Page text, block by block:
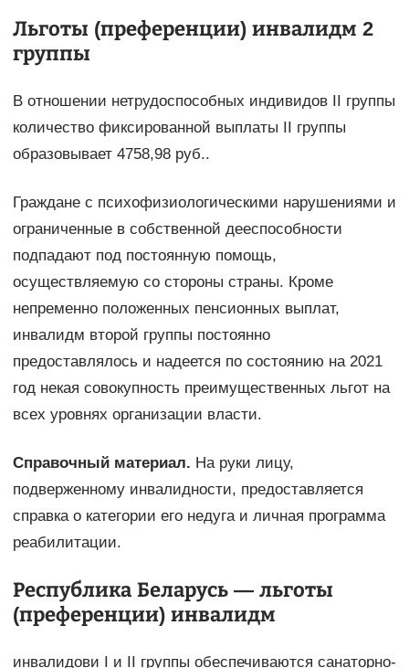
Льготы (преференции) инвалидм 2
группы
В отношении нетрудоспособных индивидов II группы
количество фиксированной выплаты II группы
образовывает 4758,98 руб..
Граждане с психофизиологическими нарушениями и
ограниченные в собственной дееспособности
подпадают под постоянную помощь,
осуществляемую со стороны страны. Кроме
непременно положенных пенсионных выплат,
инвалидм второй группы постоянно
предоставлялось и надеется по состоянию на 2021
год некая совокупность преимущественных льгот на
всех уровнях организации власти.
Справочный материал. На руки лицу,
подверженному инвалидности, предоставляется
справка о категории его недуга и личная программа
реабилитации.
Республика Беларусь — льготы
(преференции) инвалидм
инвалидови I и II группы обеспечиваются санаторно-